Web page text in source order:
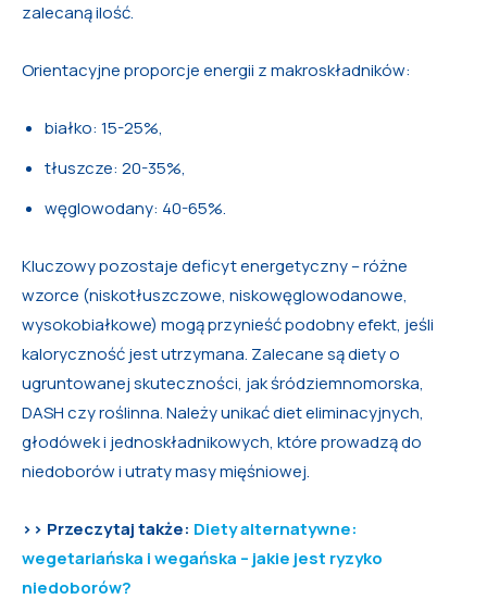
zalecaną ilość.
Orientacyjne proporcje energii z makroskładników:
białko: 15-25%,
tłuszcze: 20-35%,
węglowodany: 40-65%.
Kluczowy pozostaje deficyt energetyczny – różne
wzorce (niskotłuszczowe, niskowęglowodanowe,
wysokobiałkowe) mogą przynieść podobny efekt, jeśli
kaloryczność jest utrzymana. Zalecane są diety o
ugruntowanej skuteczności, jak śródziemnomorska,
DASH czy roślinna. Należy unikać diet eliminacyjnych,
głodówek i jednoskładnikowych, które prowadzą do
niedoborów i utraty masy mięśniowej.
>> Przeczytaj także: Diety alternatywne:
wegetariańska i wegańska – jakie jest ryzyko
niedoborów?